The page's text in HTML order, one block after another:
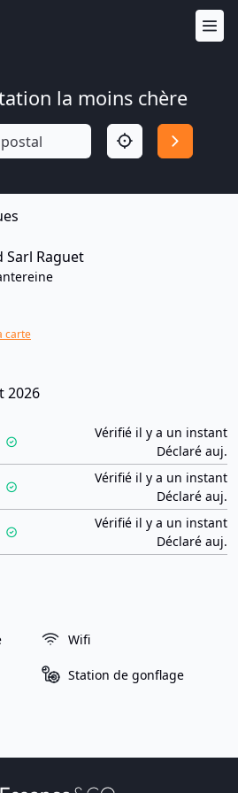
la moins chère
Sarl Raguet
carte
2026
Vérifié il y a un instant
Déclaré auj.
Vérifié il y a un instant
Déclaré auj.
Vérifié il y a un instant
Déclaré auj.
Wifi
Station de gonflage